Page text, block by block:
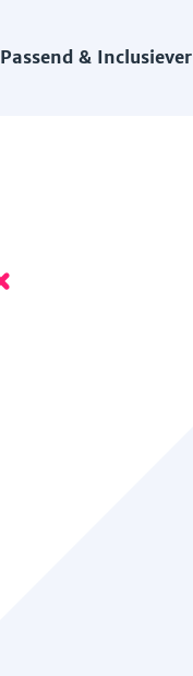
Passend & Inclusiever